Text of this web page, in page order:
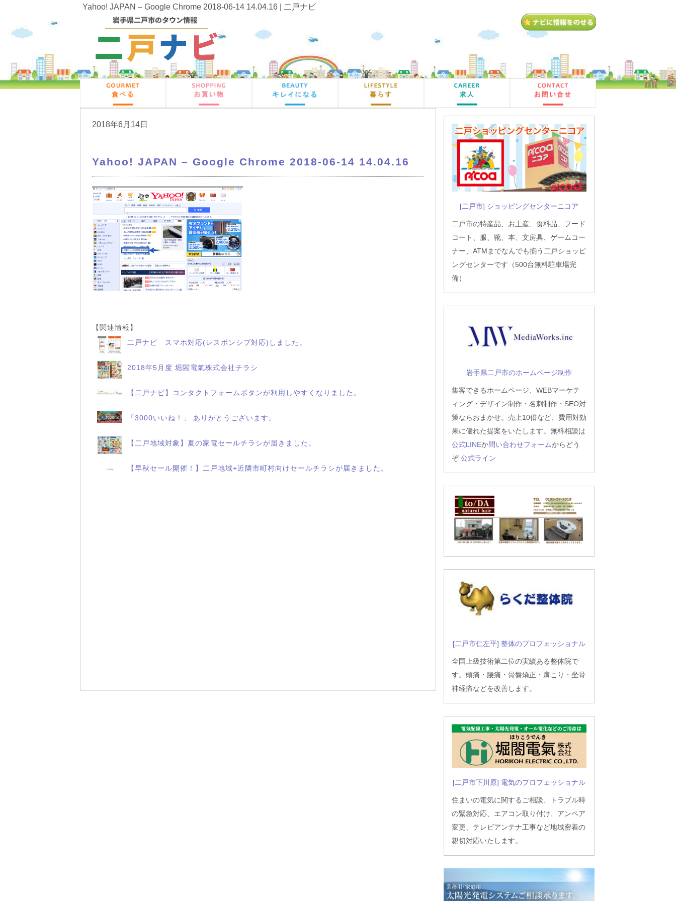
Yahoo! JAPAN – Google Chrome 2018-06-14 14.04.16 | 二戸ナビ
2018年6月14日
Yahoo! JAPAN – Google Chrome 2018-06-14 14.04.16
【関連情報】
二戸ナビ スマホ対応(レスポンシブ対応)しました。
2018年5月度 堀閤電氣株式会社チラシ
【二戸ナビ】コンタクトフォームボタンが利用しやすくなりました。
「3000いいね！」 ありがとうございます。
【二戸地域対象】夏の家電セールチラシが届きました。
【早秋セール開催！】二戸地域+近隣市町村向けセールチラシが届きました。
[二戸市] ショッピングセンターニコア
二戸市の特産品、お土産、食料品、フード
コート、服、靴、本、文房具、ゲームコー
ナー、ATMまでなんでも揃う二戸ショッピ
ングセンターです（500台無料駐車場完
備）
岩手県二戸市のホームページ制作
集客できるホームページ、WEBマーケテ
ィング・デザイン制作・名刺制作・SEO対
策ならおまかせ。売上10倍など、費用対効
果に優れた提案をいたします。無料相談は
公式LINEか問い合わせフォームからどう
ぞ 公式ライン
[二戸市仁左平] 整体のプロフェッショナル
全国上級技術第二位の実績ある整体院で
す。頭痛・腰痛・骨盤矯正・肩こり・坐骨
神経痛などを改善します。
[二戸市下川原] 電気のプロフェッショナル
住まいの電気に関するご相談、トラブル時
の緊急対応、エアコン取り付け、アンペア
変更、テレビアンテナ工事など地域密着の
親切対応いたします。